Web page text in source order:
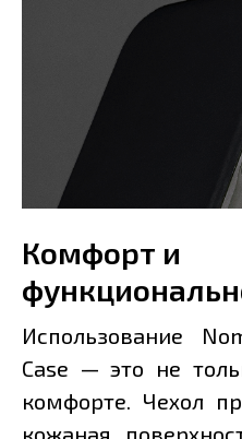
Комфорт и
Использование
Case — это не
комфорте. Чехол